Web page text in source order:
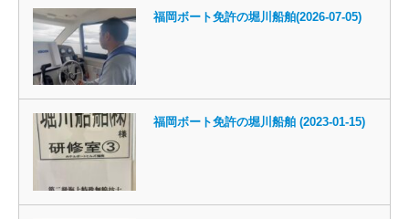
福岡ボート免許の堀川船舶(2026-07-05)
福岡ボート免許の堀川船舶 (2023-01-15)